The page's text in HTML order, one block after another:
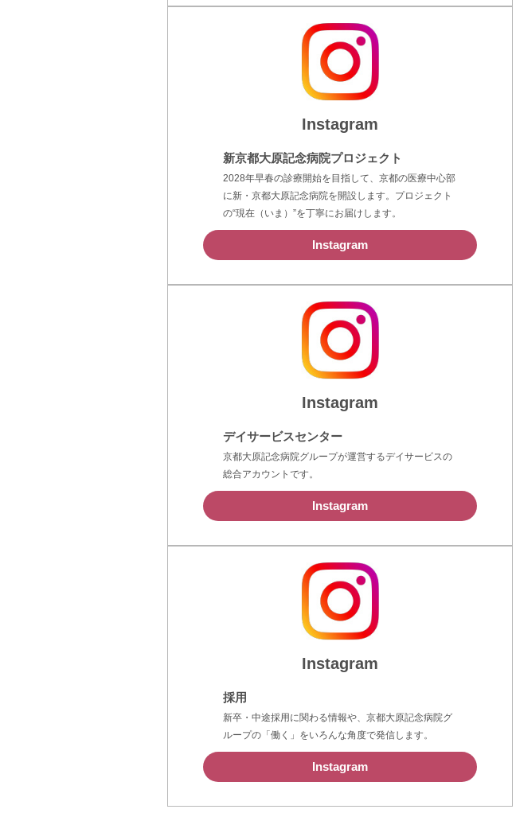
Instagram
新京都大原記念病院プロジェクト
2028年早春の診療開始を目指して、京都の医療中心部
に新・京都大原記念病院を開設します。プロジェクト
の“現在（いま）”を丁寧にお届けします。
Instagram
Instagram
デイサービスセンター
京都大原記念病院グループが運営するデイサービスの
総合アカウントです。
Instagram
Instagram
採用
新卒・中途採用に関わる情報や、京都大原記念病院グ
ループの「働く」をいろんな角度で発信します。
Instagram